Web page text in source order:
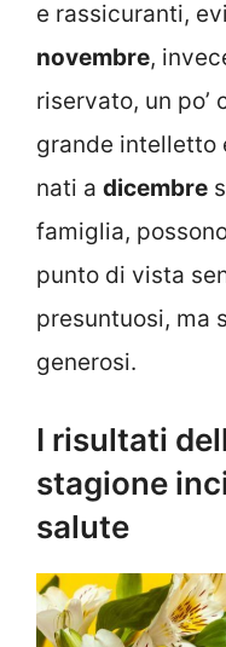
e rassicuranti,
novembre,
riservato, un po’
grande intelletto
nati a dicembre
famiglia,
punto di vista
presuntuosi, ma
generosi.
I risultati
stagione
salute